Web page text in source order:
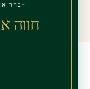
בחר אחת מהשירותים שלנו ו-
חווה